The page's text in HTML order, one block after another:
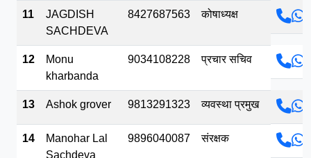
11
JAGDISH
SACHDEVA
8427687563 कोषाध्यक्ष
12
Monu
kharbanda
9034108228 प्रचार सचिव
13 Ashok grover 9813291323 व्यवस्था प्रमुख
14
Manohar Lal
Sachdeva
9896040087 संरक्षक